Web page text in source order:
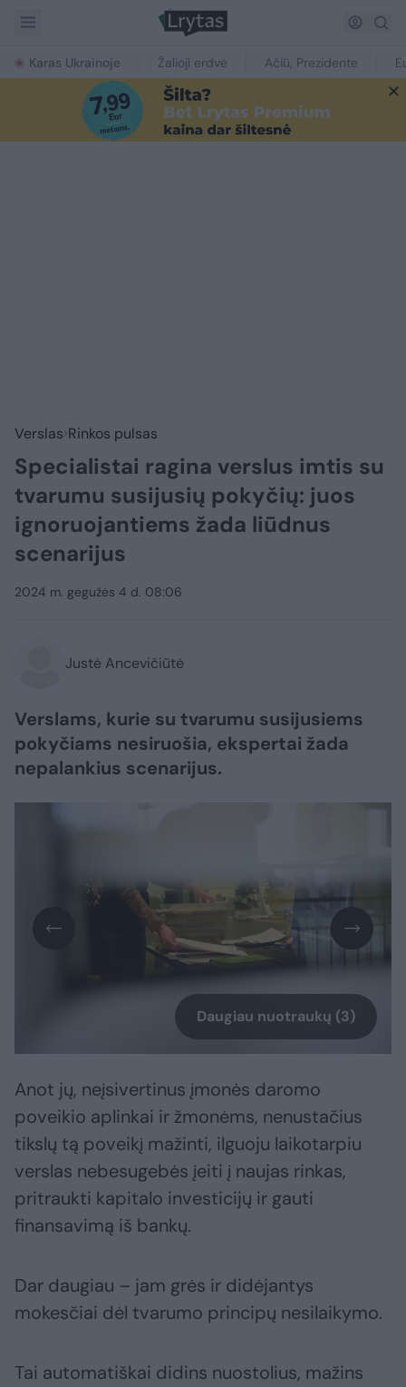
Karas Ukrainoje Žalioji erdvė Ačiū, Prezidente
Verslas Rinkos pulsas
Specialistai ragina verslus imtis su
tvarumu susijusių pokyčių: juos
ignoruojantiems žada liūdnus
scenarijus
2024 m. gegužės 4 d. 08:06
Justė Ancevičiūtė
Verslams, kurie su tvarumu susijusiems
pokyčiams nesiruošia, ekspertai žada
nepalankius scenarijus.
Daugiau nuotraukų (3)
Anot jų, neįsivertinus įmonės daromo
poveikio aplinkai ir žmonėms, nenustačius
tikslų tą poveikį mažinti, ilguoju laikotarpiu
verslas nebesugebės įeiti į naujas rinkas,
pritraukti kapitalo investicijų ir gauti
finansavimą iš bankų.
Dar daugiau – jam grės ir didėjantys
mokesčiai dėl tvarumo principų nesilaikymo.
Tai automatiškai didins nuostolius, mažins